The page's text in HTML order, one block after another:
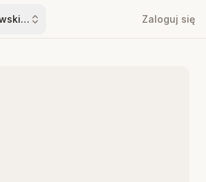
Zaloguj się